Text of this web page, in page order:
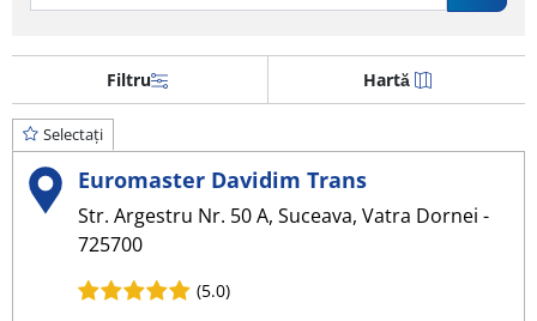
Filtru Hartă
Selectați
Euromaster Davidim Trans
Str. Argestru Nr. 50 A, Suceava, Vatra Dornei -
725700
(5.0)